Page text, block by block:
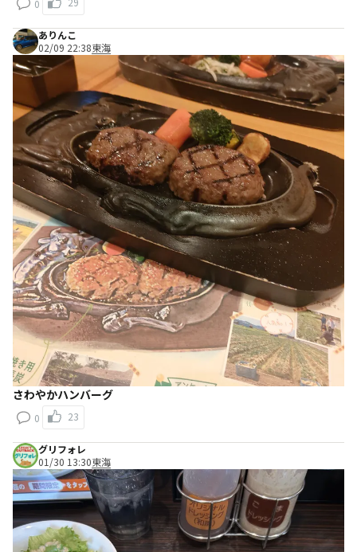
0
ありんこ
02/09 22:38東海
さわやかハンバーグ
0 23
グリフォレ
01/30 13:30東海